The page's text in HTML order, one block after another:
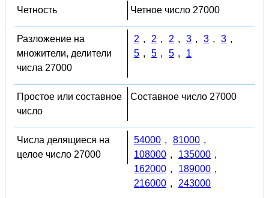
Четность Четное число 27000
Разложение на
множители, делители
числа 27000
2 , 2 , 2 , 3 , 3 , 3 ,
5 , 5 , 5 , 1
Простое или составное
число
Составное число 27000
Числа делящиеся на
целое число 27000
54000 , 81000 ,
108000 , 135000 ,
162000 , 189000 ,
216000 , 243000